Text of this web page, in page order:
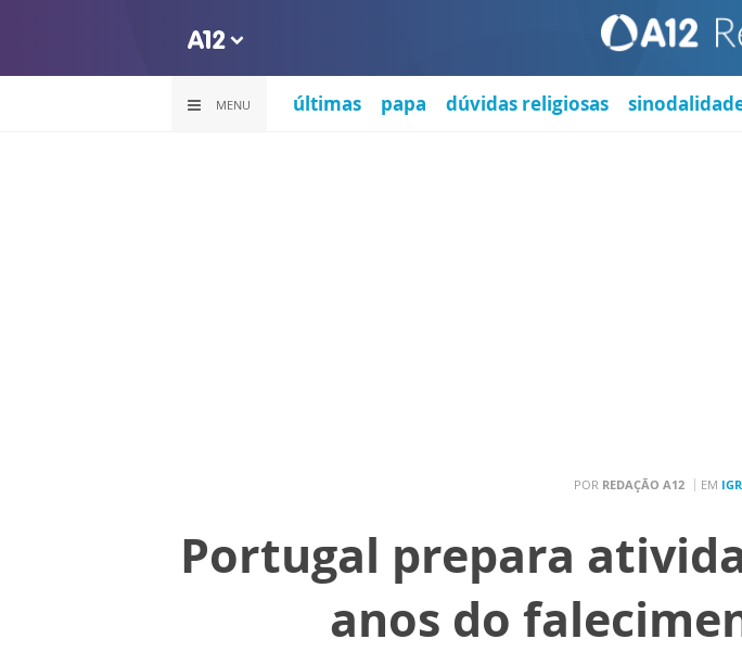
MENU últimas papa dúvidas religiosas
POR REDAÇÃO A12 EM
Portugal prepara
anos do